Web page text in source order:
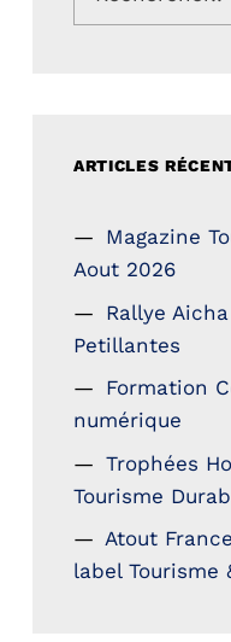
ARTICLES
Magazine
Aout 2026
Rallye
Petillantes
Formation
numérique
Trophées
Tourisme
Atout
label Tourisme